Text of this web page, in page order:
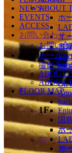
ABOUT
1F
ホ
オ
書
Re-
2F
Oh
国
バ
3F
TE/
NEWS
EVENTS
ACCESS
お問い合わせ
お問い合
ホームル
撮影予約
ABOUT
ABOUT
ABOUT
FLOOR MAP
1F
ホ
オ
Honor（
ンオーダ